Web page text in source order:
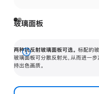
玻璃面板
两种抗反射玻璃面板可选。 标配的
玻璃面板可分散反射光，从而进一
持出色画质。
展
开